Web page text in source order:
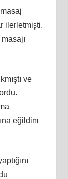
ilerletmişti.
ve
eğildim